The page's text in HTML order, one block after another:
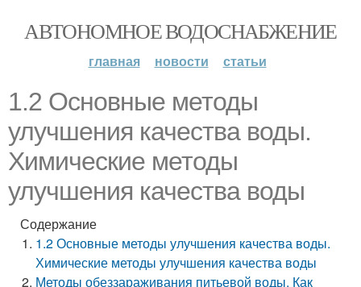
АВТОНОМНОЕ ВОДОСНАБЖЕНИЕ
главная новости статьи
1.2 Основные методы
улучшения качества воды.
Химические методы
улучшения качества воды
Содержание
1.2 Основные методы улучшения качества воды.
Химические методы улучшения качества воды
Методы обеззараживания питьевой воды. Как